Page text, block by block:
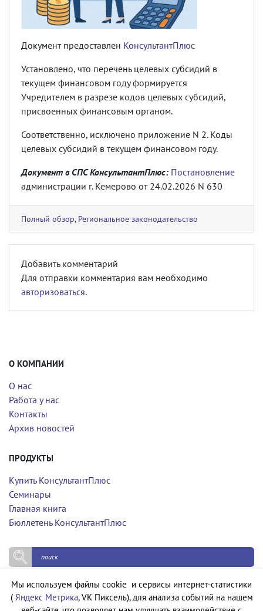
Документ предоставлен КонсультантПлюс
Установлено, что перечень целевых субсидий в
текущем финансовом году формируется
Учредителем в разрезе кодов целевых субсидий,
присвоенных финансовым органом.
Соответственно, исключено приложение N 2. Коды
целевых субсидий в текущем финансовом году.
Документ в СПС КонсультантПлюс: Постановление
администрации г. Кемерово от 24.02.2026 N 630
Полный обзор, Региональное законодательство
Добавить комментарий
Для отправки комментария вам необходимо
авторизоваться.
О КОМПАНИИ
О нас
Работа у нас
Контакты
Архив новостей
ПРОДУКТЫ
Купить КонсультантПлюс
Семинары
Главная книга
Бюллетень КонсультантПлюс
Политика конфиденциальности
Политика обработки персональных данных
Мы используем файлы cookie и сервисы интернет-статистики
( Яндекс Метрика, VK Пиксель), для анализа событий на нашем